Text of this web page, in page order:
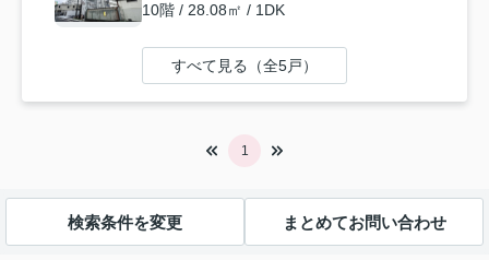
10階 / 28.08㎡ / 1DK
すべて見る（全5戸）
1
検索条件を変更 まとめてお問い合わせ